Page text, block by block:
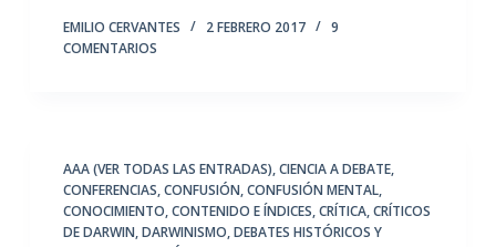
EMILIO CERVANTES 2 FEBRERO 2017
9
COMENTARIOS
AAA (VER TODAS LAS ENTRADAS),CIENCIA A DEBATE,
CONFERENCIAS,CONFUSIÓN,CONFUSIÓN MENTAL,
CONOCIMIENTO,CONTENIDO E ÍNDICES,CRÍTICA,CRÍTICOS
DE DARWIN,DARWINISMO,DEBATES HISTÓRICOS Y